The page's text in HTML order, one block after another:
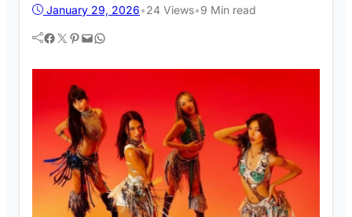
January 29, 2026•24 Views•9 Min read
Facebook Twitter Pinterest Mail WhatsApp